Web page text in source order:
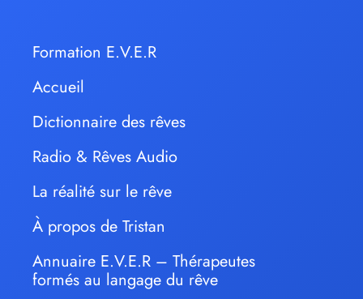
Formation E.V.E.R
Accueil
Dictionnaire des rêves
Radio & Rêves Audio
La réalité sur le rêve
À propos de Tristan
Annuaire E.V.E.R – Thérapeutes
formés au langage du rêve